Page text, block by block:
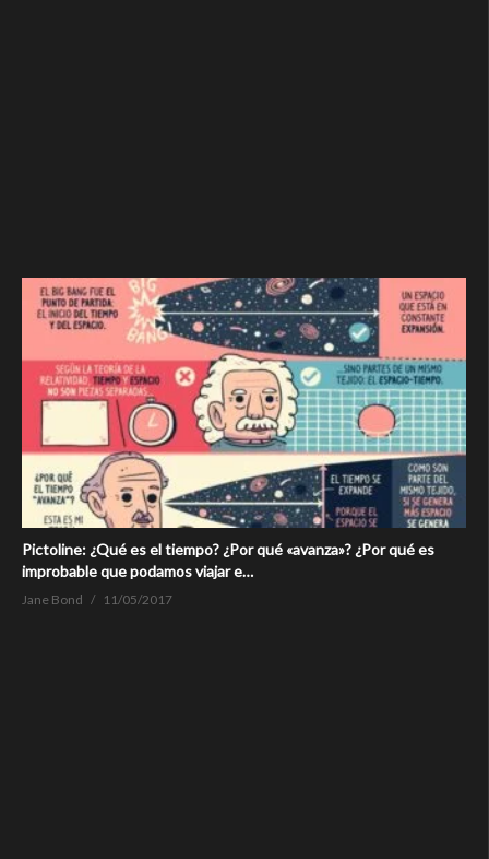
Pictoline: ¿Qué es el tiempo? ¿Por qué «avanza»? ¿Por qué es
improbable que podamos viajar e…
Jane Bond 11/05/2017